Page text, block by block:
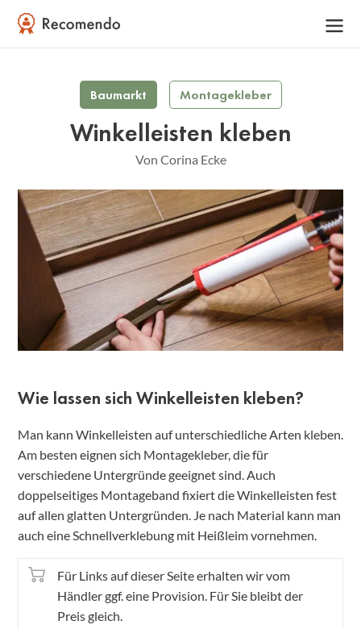
Baumarkt Montagekleber
Winkelleisten kleben
Von Corina Ecke
Wie lassen sich Winkelleisten kleben?
Man kann Winkelleisten auf unterschiedliche Arten kleben.
Am besten eignen sich Montagekleber, die für
verschiedene Untergründe geeignet sind. Auch
doppelseitiges Montageband fixiert die Winkelleisten fest
auf allen glatten Untergründen. Je nach Material kann man
auch eine Schnellverklebung mit Heißleim vornehmen.
Für Links auf dieser Seite erhalten wir vom
Händler ggf. eine Provision. Für Sie bleibt der
Preis gleich.